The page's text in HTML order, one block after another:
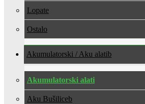
Lopate
Ostalo
Akumulatorski / Aku alati
Akumulatorski alati
Aku Bušilice